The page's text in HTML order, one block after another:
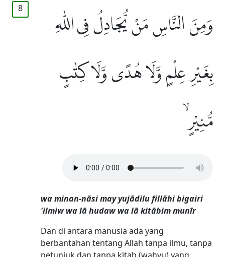
8
وَمِنَ النَّاسِ مَنْ يُّجَادِلُ فِى اللّٰهِ
بِغَيْرِ عِلْمٍ وَّلَا هُدًى وَّلَا كِتٰبٍ
مُّنِيْرٍ ۙ
wa minan-nāsi may yujādilu fillāhi bigairi
'ilmiw wa lā hudaw wa lā kitābim munīr
Dan di antara manusia ada yang
berbantahan tentang Allah tanpa ilmu, tanpa